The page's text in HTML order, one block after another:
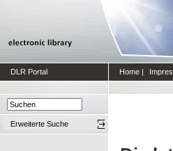
DLR Portal Home |
Erweiterte Suche